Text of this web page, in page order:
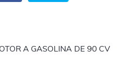
A GASOLINA DE 90 CV